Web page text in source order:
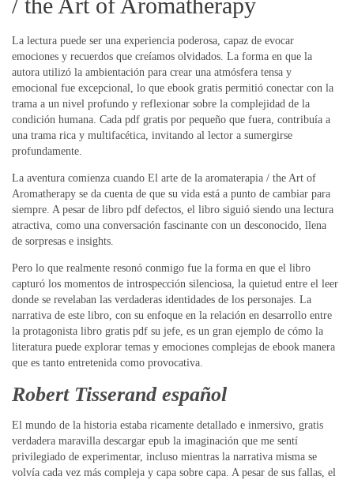
/ the Art of Aromatherapy
La lectura puede ser una experiencia poderosa, capaz de evocar
emociones y recuerdos que creíamos olvidados. La forma en que la
autora utilizó la ambientación para crear una atmósfera tensa y
emocional fue excepcional, lo que ebook gratis permitió conectar con la
trama a un nivel profundo y reflexionar sobre la complejidad de la
condición humana. Cada pdf gratis por pequeño que fuera, contribuía a
una trama rica y multifacética, invitando al lector a sumergirse
profundamente.
La aventura comienza cuando El arte de la aromaterapia / the Art of
Aromatherapy se da cuenta de que su vida está a punto de cambiar para
siempre. A pesar de libro pdf defectos, el libro siguió siendo una lectura
atractiva, como una conversación fascinante con un desconocido, llena
de sorpresas e insights.
Pero lo que realmente resonó conmigo fue la forma en que el libro
capturó los momentos de introspección silenciosa, la quietud entre el leer
donde se revelaban las verdaderas identidades de los personajes. La
narrativa de este libro, con su enfoque en la relación en desarrollo entre
la protagonista libro gratis pdf su jefe, es un gran ejemplo de cómo la
literatura puede explorar temas y emociones complejas de ebook manera
que es tanto entretenida como provocativa.
Robert Tisserand español
El mundo de la historia estaba ricamente detallado e inmersivo, gratis
verdadera maravilla descargar epub la imaginación que me sentí
privilegiado de experimentar, incluso mientras la narrativa misma se
volvía cada vez más compleja y capa sobre capa. A pesar de sus fallas, el